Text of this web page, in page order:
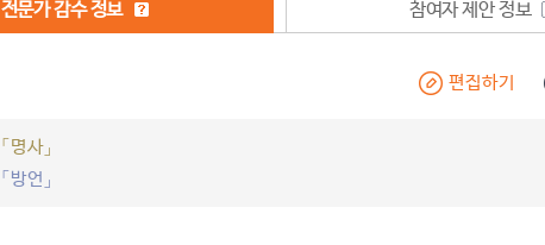
전문가 감수 정보 참여자 제안 정보
편집하기
「명사」
「방언」